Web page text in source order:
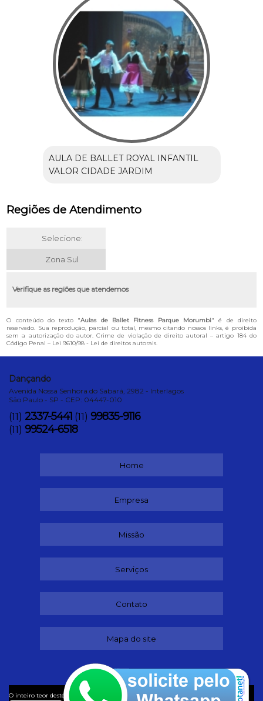
AULA DE BALLET ROYAL INFANTIL
VALOR CIDADE JARDIM
Regiões de Atendimento
Selecione:
Zona Sul
Verifique as regiões que atendemos
O conteúdo do texto "Aulas de Ballet Fitness Parque Morumbi" é de direito
reservado. Sua reprodução, parcial ou total, mesmo citando nossos links, é proibida
sem a autorização do autor. Crime de violação de direito autoral – artigo 184 do
Código Penal – Lei 9610/98 - Lei de direitos autorais.
Dançando
Avenida Nossa Senhora do Sabará, 2982 - Interlagos
São Paulo - SP - CEP: 04447-010
(11) 2337-5441 (11) 99835-9116
(11) 99524-6518
Home
Empresa
Missão
Serviços
Contato
Mapa do site
O inteiro teor deste site está sujeito à proteção de direitos autorais. Copyright